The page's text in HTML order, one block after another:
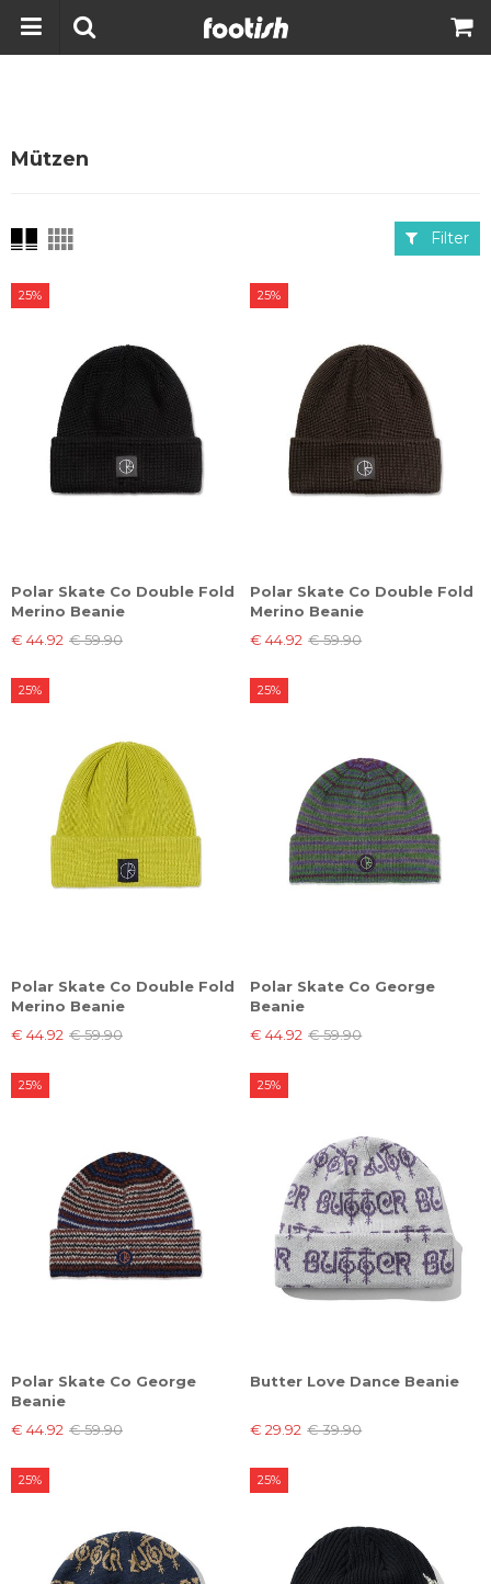
Mützen
Filter
Polar Skate Co Double Fold
Merino Beanie
€ 44.92 € 59.90
25%
Polar Skate Co Double Fold
Merino Beanie
€ 44.92 € 59.90
25%
Polar Skate Co Double Fold
Merino Beanie
€ 44.92 € 59.90
25%
Polar Skate Co George
Beanie
€ 44.92 € 59.90
25%
Polar Skate Co George
Beanie
€ 44.92 € 59.90
25%
Butter Love Dance Beanie
€ 29.92 € 39.90
25%
25% 25%